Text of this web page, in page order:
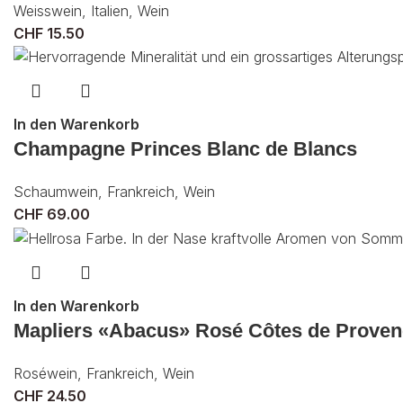
Weisswein, Italien, Wein
CHF 15.50
In den Warenkorb
Champagne Princes Blanc de Blancs
Schaumwein, Frankreich, Wein
CHF 69.00
In den Warenkorb
Mapliers «Abacus» Rosé Côtes de
Roséwein Frankreich Wein
CHF 24.50